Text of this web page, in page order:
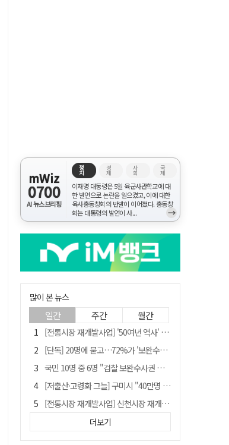
mWiz
0700
AI 뉴스브리핑
정
치
경
제
사
회
국
제
이재명 대통령은 5일 육군사관학교에 대
한 발언으로 논란을 일으켰고, 이에 대한
육사총동창회의 반발이 이어졌다. 총동창
회는 대통령의 발언이 사...
→
많이 본 뉴스
일간 주간 월간
[전통시장 재개발사업] '50여년 역사' 수성시장 자리에 25층 주상복합 들어선다
[단독] 20명에 묻고…72%가 '보완수사권 폐지'?
국민 10명 중 6명 "검찰 보완수사권 필요"…민주당 지지층도 53.8%
[저출산·고령화 그늘] 구미시 "40만명 사수" 고령군 "3만명대 회복"
[전통시장 재개발사업] 신천시장 재개발, 준공 후에도 소송전
李대통령 지지율 다시 40%대로…20대는 18.8%p 급락
더보기